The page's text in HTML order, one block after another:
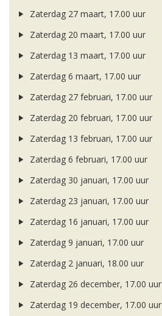
Zaterdag 27 maart, 17.00 uur
Zaterdag 20 maart, 17.00 uur
Zaterdag 13 maart, 17.00 uur
Zaterdag 6 maart, 17.00 uur
Zaterdag 27 februari, 17.00 uur
Zaterdag 20 februari, 17.00 uur
Zaterdag 13 februari, 17.00 uur
Zaterdag 6 februari, 17.00 uur
Zaterdag 30 januari, 17.00 uur
Zaterdag 23 januari, 17.00 uur
Zaterdag 16 januari, 17.00 uur
Zaterdag 9 januari, 17.00 uur
Zaterdag 2 januari, 18.00 uur
Zaterdag 26 december, 17.00 uur
Zaterdag 19 december, 17.00 uur